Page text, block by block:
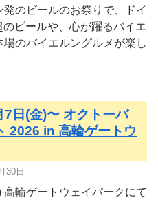
のビールのお祭りで、ドイ
ビールや、心が躍るバイエ
のバイエルングルメが楽し
日(金)〜 オクトーバ
2026 in 高輪ゲートウ
30日
輪ゲートウェイパークにて